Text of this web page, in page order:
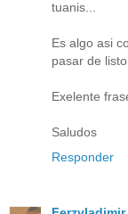
tuanis...
Es algo asi
pasar de
Exelente
Saludos
Responder